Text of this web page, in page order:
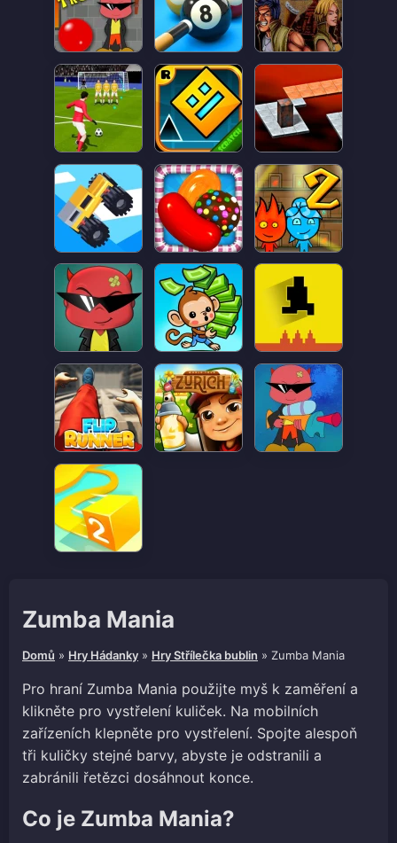
Zumba Mania
Domů » Hry Hádanky » Hry Střílečka bublin » Zumba Mania
Pro hraní Zumba Mania použijte myš k zaměření a
klikněte pro vystřelení kuliček. Na mobilních
zařízeních klepněte pro vystřelení. Spojte alespoň
tři kuličky stejné barvy, abyste je odstranili a
zabránili řetězci dosáhnout konce.
Co je Zumba Mania?